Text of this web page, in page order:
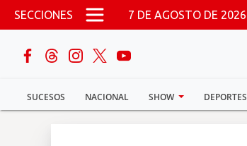
Pasar al contenido principal
SECCIONES 7 DE AGOSTO DE 2026
SUCESOS NACIONAL SHOW DEPORTES
buscar
Sucesos